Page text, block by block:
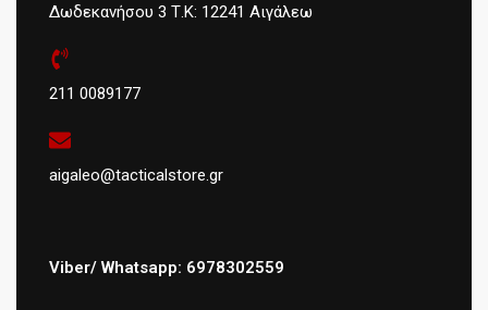
Δωδεκανήσου 3 Τ.Κ: 12241 Αιγάλεω
211 0089177
aigaleo@tacticalstore.gr
Viber/ Whatsapp: 6978302559